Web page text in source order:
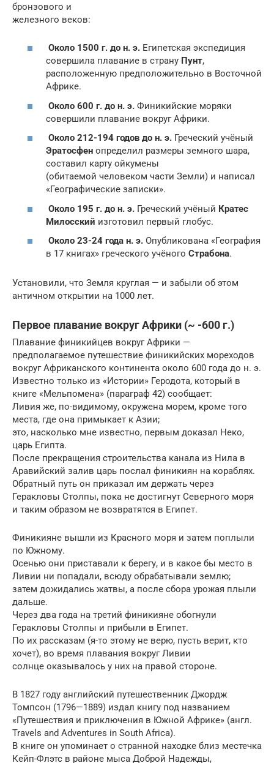
бронзового и
железного веков:
Около 1500 г. до н. э. Египетская экспедиция
совершила плавание в страну Пунт,
расположенную предположительно в Восточной
Африке.
Около 600 г. до н. э. Финикийские моряки
совершили плавание вокруг Африки.
Около 212-194 годов до н. э. Греческий учёный
Эратосфен определил размеры земного шара,
составил карту ойкумены
(обитаемой человеком части Земли) и написал
«Географические записки».
Около 195 г. до н. э. Греческий учёный Кратес
Милосский изготовил первый глобус.
Около 23-24 года н. э. Опубликована «География
в 17 книгах» греческого учёного Страбона.
Установили, что Земля круглая — и забыли об этом
античном открытии на 1000 лет.
Первое плавание вокруг Африки (~ -600 г.)
Плавание финикийцев вокруг Африки —
предполагаемое путешествие финикийских мореходов
вокруг Африканского континента около 600 года до н. э.
Известно только из «Истории» Геродота, который в
книге «Мельпомена» (параграф 42) сообщает:
Ливия же, по-видимому, окружена морем, кроме того
места, где она примыкает к Азии;
это, насколько мне известно, первым доказал Неко,
царь Египта.
После прекращения строительства канала из Нила в
Аравийский залив царь послал финикиян на кораблях.
Обратный путь он приказал им держать через
Геракловы Столпы, пока не достигнут Северного моря
и таким образом не возвратятся в Египет.
Финикияне вышли из Красного моря и затем поплыли
по Южному.
Осенью они приставали к берегу, и в какое бы место в
Ливии ни попадали, всюду обрабатывали землю;
затем дожидались жатвы, а после сбора урожая плыли
дальше.
Через два года на третий финикияне обогнули
Геракловы Столпы и прибыли в Египет.
По их рассказам (я-то этому не верю, пусть верит, кто
хочет), во время плавания вокруг Ливии
солнце оказывалось у них на правой стороне.
В 1827 году английский путешественник Джордж
Томпсон (1796—1889) издал книгу под названием
«Путешествия и приключения в Южной Африке» (англ.
Travels and Adventures in South Africa).
В книге он упоминает о странной находке близ местечка
Кейп-Флэтс в районе мыса Доброй Надежды,